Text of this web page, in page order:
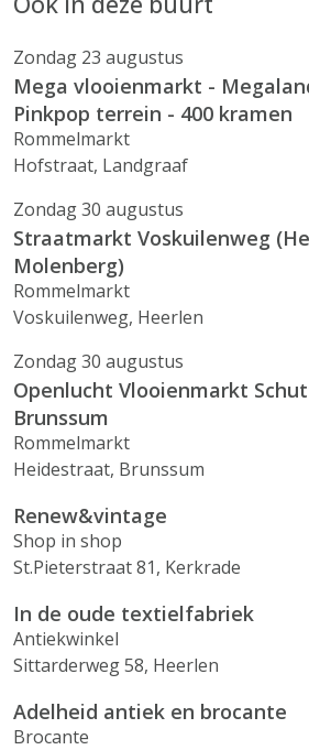
Zondag 23 augustus
Mega vlooienmarkt -
Pinkpop terrein - 400 kramen
Rommelmarkt
Hofstraat, Landgraaf
Zondag 30 augustus
Straatmarkt Voskuilenweg
Molenberg)
Rommelmarkt
Voskuilenweg, Heerlen
Zondag 30 augustus
Openlucht Vlooienmarkt
Brunssum
Rommelmarkt
Heidestraat, Brunssum
Renew&vintage
Shop in shop
St.Pieterstraat 81, Kerkrade
In de oude textielfabriek
Antiekwinkel
Sittarderweg 58, Heerlen
Adelheid antiek en brocante
Brocante